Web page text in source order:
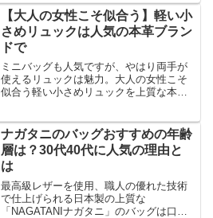
【大人の女性こそ似合う】軽い小
さめリュックは人気の本革ブラン
ドで
ミニバッグも人気ですが、やはり両手が
使えるリュックは魅力。大人の女性こそ
似合う軽い小さめリュックを上質な本革
ナガタニのバッグおすすめの年齢
層は？30代40代に人気の理由と
は
最高級レザーを使用、職人の優れた技術
で仕上げられる日本製の上質な
「NAGATANIナガタニ」のバッグは口コ